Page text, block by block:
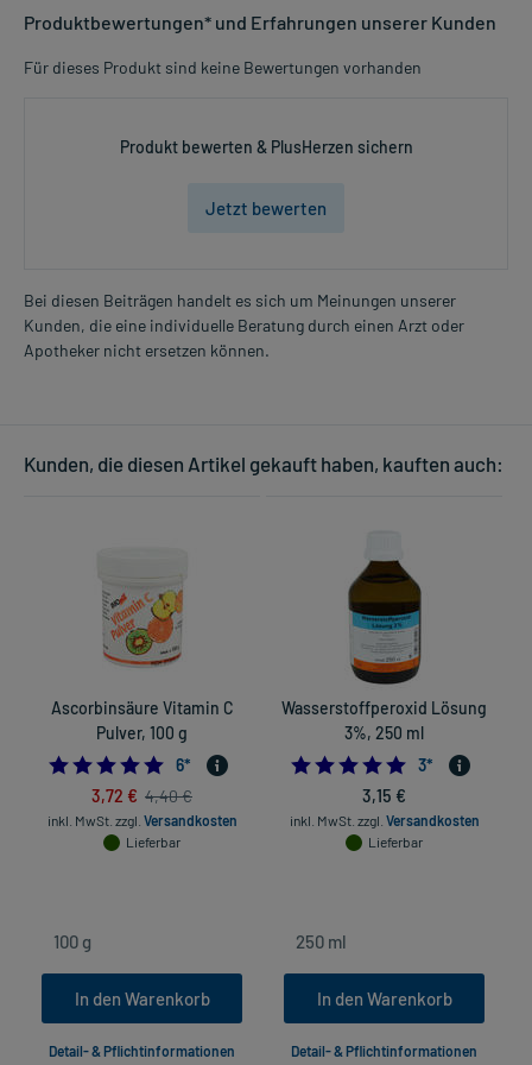
Produktbewertungen* und Erfahrungen unserer Kunden
Für dieses Produkt sind keine Bewertungen vorhanden
Produkt bewerten & PlusHerzen sichern
Jetzt bewerten
Bei diesen Beiträgen handelt es sich um Meinungen unserer
Kunden, die eine individuelle Beratung durch einen Arzt oder
Apotheker nicht ersetzen können.
Kunden, die diesen Artikel gekauft haben, kauften auch:
Ascorbinsäure Vitamin C
Pulver, 100 g
5.0
6*
3,72 € 4,40 €
inkl. MwSt. zzgl. Versandkosten
Lieferbar
In den Warenkorb
Detail- & Pflichtinformationen
Wasserstoffperoxid Lösung
3%, 250 ml
5.0
3*
3,15 €
inkl. MwSt. zzgl. Versandkosten
Lieferbar
In den Warenkorb
Detail- & Pflichtinformationen